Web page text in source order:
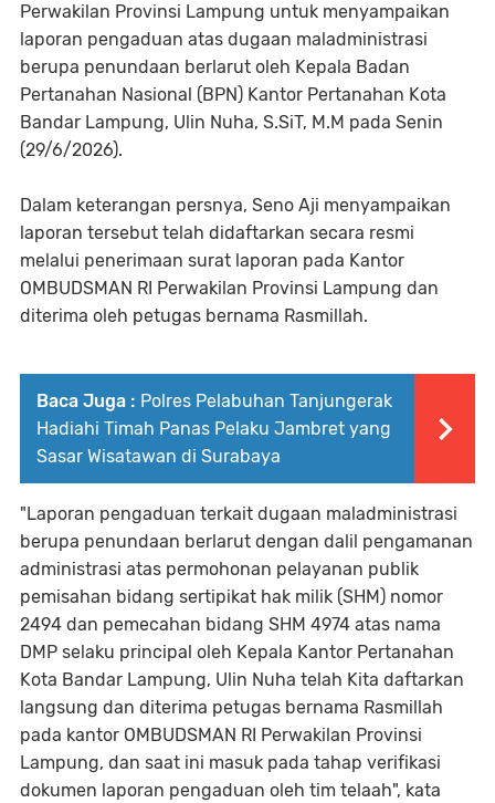
Perwakilan Provinsi Lampung untuk menyampaikan
laporan pengaduan atas dugaan maladministrasi
berupa penundaan berlarut oleh Kepala Badan
Pertanahan Nasional (BPN) Kantor Pertanahan Kota
Bandar Lampung, Ulin Nuha, S.SiT, M.M pada Senin
(29/6/2026).
Dalam keterangan persnya, Seno Aji menyampaikan
laporan tersebut telah didaftarkan secara resmi
melalui penerimaan surat laporan pada Kantor
OMBUDSMAN RI Perwakilan Provinsi Lampung dan
diterima oleh petugas bernama Rasmillah.
Baca Juga : Polres Pelabuhan Tanjungerak
Hadiahi Timah Panas Pelaku Jambret yang
Sasar Wisatawan di Surabaya
"Laporan pengaduan terkait dugaan maladministrasi
berupa penundaan berlarut dengan dalil pengamanan
administrasi atas permohonan pelayanan publik
pemisahan bidang sertipikat hak milik (SHM) nomor
2494 dan pemecahan bidang SHM 4974 atas nama
DMP selaku principal oleh Kepala Kantor Pertanahan
Kota Bandar Lampung, Ulin Nuha telah Kita daftarkan
langsung dan diterima petugas bernama Rasmillah
pada kantor OMBUDSMAN RI Perwakilan Provinsi
Lampung, dan saat ini masuk pada tahap verifikasi
dokumen laporan pengaduan oleh tim telaah", kata